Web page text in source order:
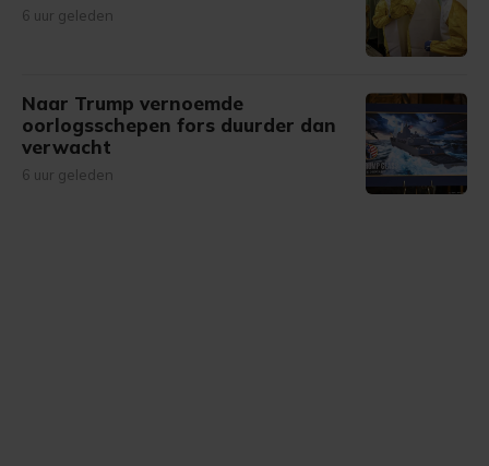
6 uur geleden
Naar Trump vernoemde
oorlogsschepen fors duurder dan
verwacht
6 uur geleden